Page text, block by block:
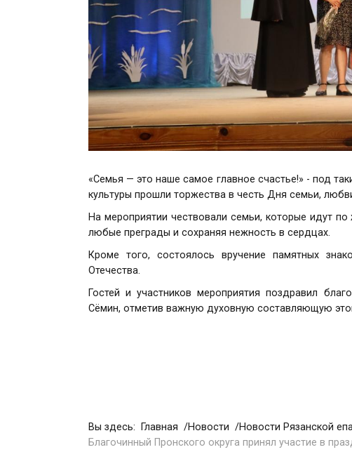
«Семья — это наше самое главное счастье!» - под
культуры прошли торжества в честь Дня семьи,
На мероприятии чествовали семьи, которые идут
любые преграды и сохраняя нежность в сердцах.
Кроме того, состоялось вручение памятных
Отечества.
Гостей и участников мероприятия поздравил
Сёмин, отметив важную духовную составляющую
Вы здесь: Главная Новости
Новости Рязанской
Благочинный Пронского округа принял участие в